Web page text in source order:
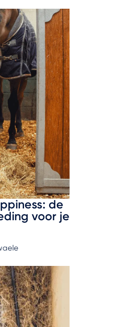
de
voor je